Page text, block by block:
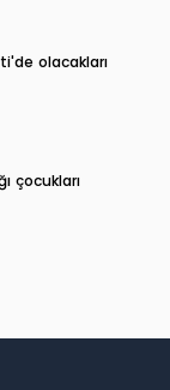
olacakları
çocukları